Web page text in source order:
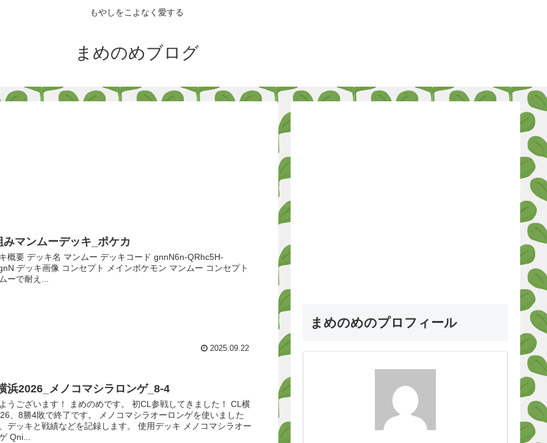
もやしをこよなく愛する
まめのめブログ
みマンムーデッキ_ポケカ
概要 デッキ名 マンムー デッキコード gnnN6n-QRhc5H-
デッキ画像 コンセプト メインポケモン マンムー コンセプト
ーで耐え...
2025.09.22
浜2026_メノコマシラロンゲ_8-4
うございます！ まめのめです。 初CL参戦してきました！ CL横
、8勝4敗で終了です。 メノコマシラオーロンゲを使いました
デッキと戦績などを記録します。 使用デッキ メノコマシラオー
Qni...
まめのめのプロフィール